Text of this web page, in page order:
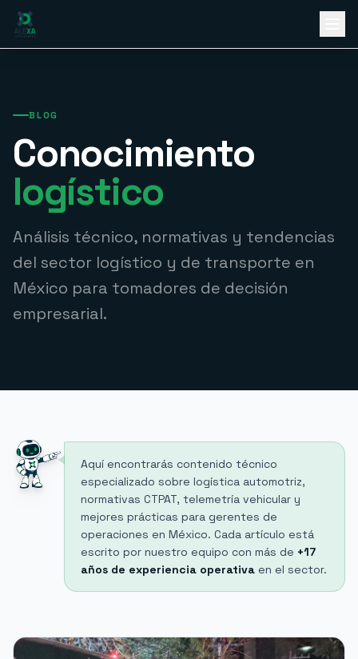
Ir al contenido principal
BLOG
Conocimiento
logístico
Análisis técnico, normativas y tendencias
del sector logístico y de transporte en
México para tomadores de decisión
empresarial.
Aquí encontrarás contenido técnico
especializado sobre logística automotriz,
normativas CTPAT, telemetría vehicular y
mejores prácticas para gerentes de
operaciones en México. Cada artículo está
escrito por nuestro equipo con más de +17
años de experiencia operativa en el sector.